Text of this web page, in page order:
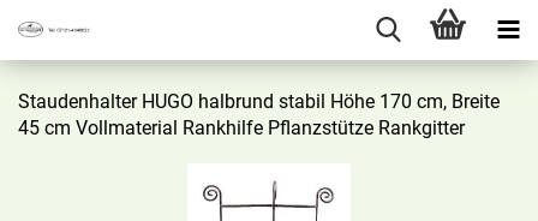
Stau­den­hal­ter HUGO halb­rund sta­bil Höhe 170 cm, Brei­te
45 cm Voll­ma­te­ri­al Rank­hil­fe Pflanz­stüt­ze Rank­git­ter